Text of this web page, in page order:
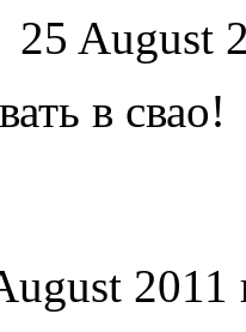
25 August
в свао!
2011